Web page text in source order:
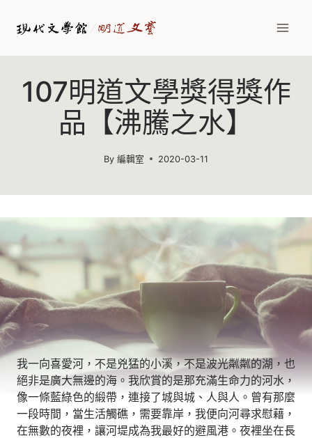
107明道文學獎得獎作
品【沸騰之水】
By 編輯室 2020-03-11
我一向喜愛河，不是兇猛的小溪，不是波光粼粼的湖，也
絕非是廣大無邊的海。我欣賞的是那充滿生命力的河水，
像一條藍綠色的緞帶，連接了城與城、人與人。曾有那麼
一段時間，當生活觸礁，需要靠岸，我便向河尋求慰藉，
在無數的夜裡，讓河堤成為我最好的避風港。夜裡坐在長